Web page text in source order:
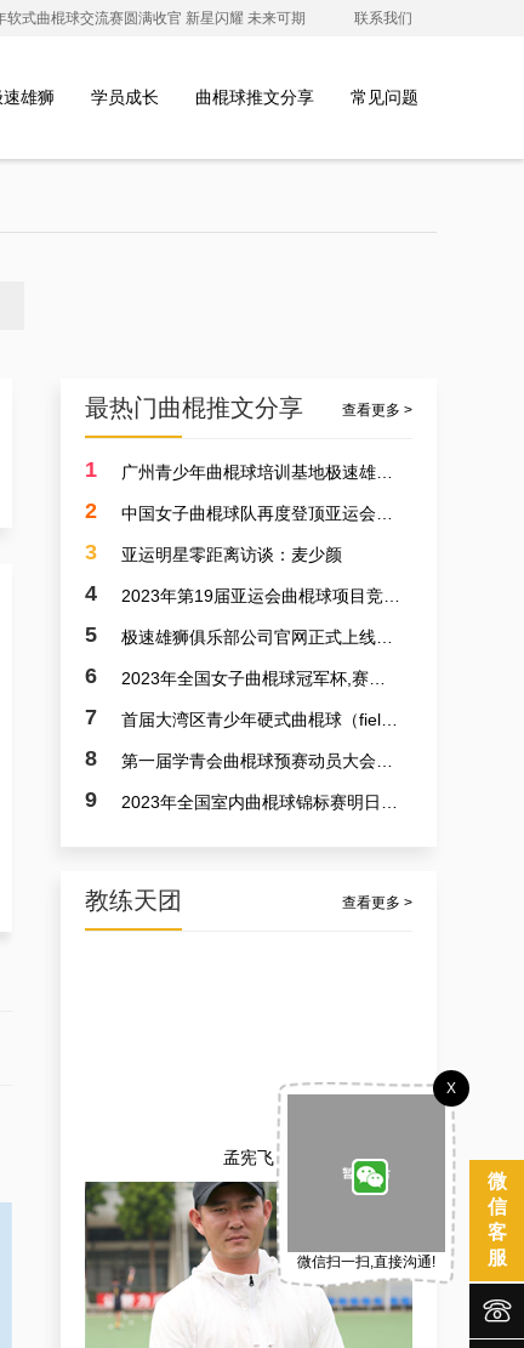
软式曲棍球交流赛圆满收官 新星闪耀 未来可期 联系我们
雄狮 学员成长 曲棍球推文分享 常见问题
最热门曲棍推文分享 查看更多 >
1
2
3 亚运明星零距离访谈：麦少颜
4
5
6
7
8
9
教练天团 查看更多 >
孟宪飞
微
信
客
服
X
微信扫一扫,直接沟通!

